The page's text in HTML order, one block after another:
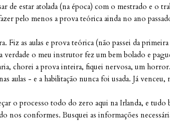
de estar atolada (na época) com o mestrado e o
pelo menos a prova teórica ainda no ano
Fiz as aulas e prova teórica (não passei da
verdade o meu instrutor fez um bem bolado e
chorei a prova inteira, fiquei nervosa, um
aulas - e a habilitação nunca foi usada. Já
o processo todo do zero aqui na Irlanda, e tudo
nos conformes. Busquei as informações